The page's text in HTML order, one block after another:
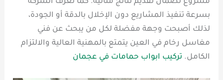
بسرعة تنفيذ المشاريع دون الإخلال بالدقة أو الجودة،
لذلك أصبحت وجهة مفضلة لكل من يبحث عن فني
مغاسل رخام في العين يتمتع بالمهنية العالية والالتزام
الكامل. تركيب ابواب حمامات في عجمان